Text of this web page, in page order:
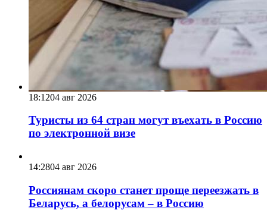
18:1204 авг 2026
Туристы из 64 стран могут въехать в Россию
по электронной визе
14:2804 авг 2026
Россиянам скоро станет проще переезжать в
Беларусь, а белорусам – в Россию